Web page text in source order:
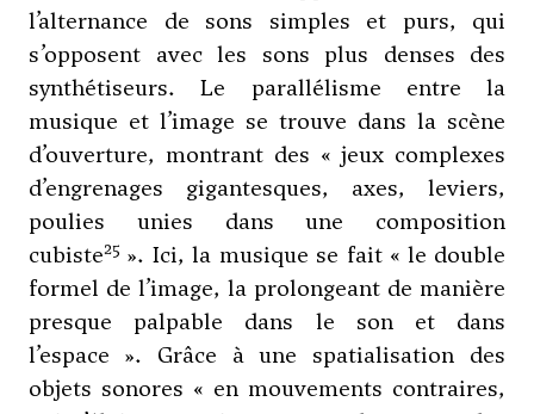
l’alternance de sons simples et purs, qui
s’opposent avec les sons plus denses des
synthétiseurs. Le parallélisme entre la
musique et l’image se trouve dans la scène
d’ouverture, montrant des « jeux complexes
d’engrenages gigantesques, axes, leviers,
poulies unies dans une composition
cubiste25 ». Ici, la musique se fait « le double
formel de l’image, la prolongeant de manière
presque palpable dans le son et dans
l’espace ». Grâce à une spatialisation des
objets sonores « en mouvements contraires,